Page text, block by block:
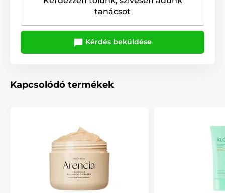
tanácsot
Kérdés beküldése
Kapcsolódó termékek